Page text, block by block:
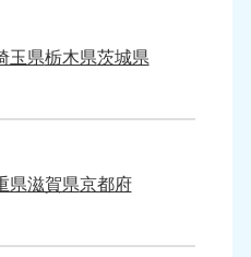
9:00〜19:00 年中無休
鹿児島県
050-1880-9889
玉県栃木県茨城県
県滋賀県京都府